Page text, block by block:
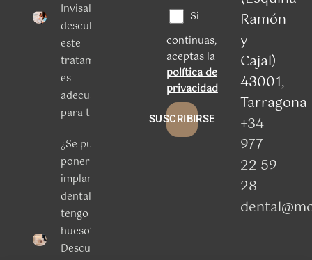
Invisalign:
descubre si
este
tratamiento
es
adecuado
para ti
¿Se puede
poner un
implante
dental si
tengo poco
hueso?
Descubre
Si
continuas,
aceptas la
política de
privacidad
SUSCRIBIRSE
Ramón
y
Cajal)
43001,
Tarragona
+34
977
22 59
28